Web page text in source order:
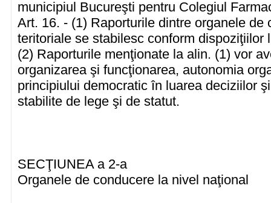
municipiul Bucureşti pentru Colegiul
Art. 16. - (1) Raporturile dintre organele de
teritoriale se stabilesc conform dispoziţiilor
(2) Raporturile menţionate la alin. (1) vor
organizarea şi funcţionarea, autonomia
principiului democratic în luarea deciziilor
stabilite de lege şi de statut.
SECŢIUNEA a 2-a
Organele de conducere la nivel naţional